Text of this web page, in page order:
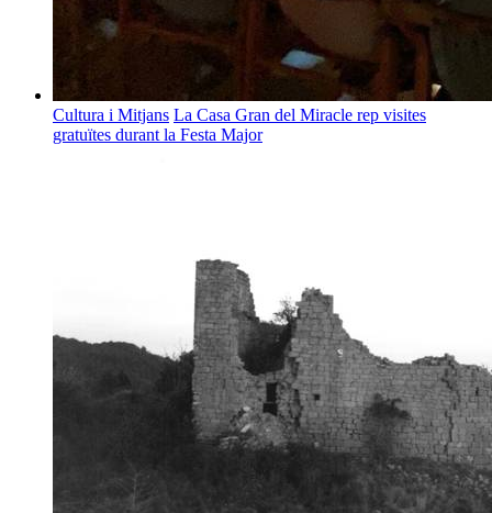
Cultura i Mitjans La Casa Gran del Miracle rep visites
gratuïtes durant la Festa Major